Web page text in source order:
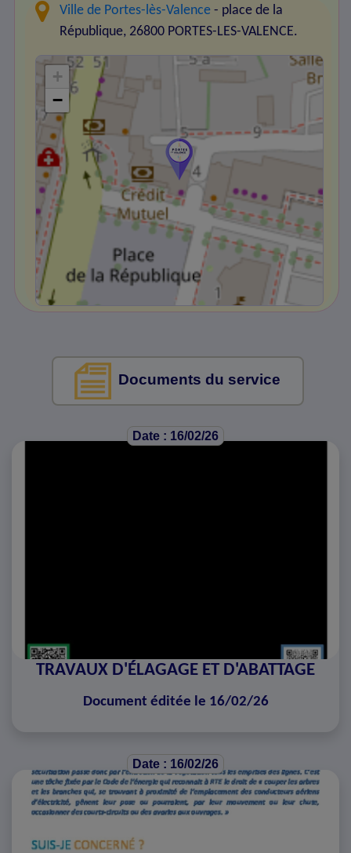
Ville de Portes-lès-Valence - place de la
République, 26800 PORTES-LES-VALENCE.
+
−
Documents du service
Date : 16/02/26
TRAVAUX D'ÉLAGAGE ET D'ABATTAGE
Document éditée le 16/02/26
Date : 16/02/26